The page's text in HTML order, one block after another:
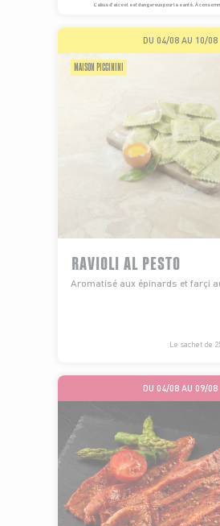
L’abus d’alcool est dangereux pour la santé. À
DU 04/08 AU 10/08
MAISON PICCININI
RAVIOLI AL PESTO
Aromatisé aux épinards et farçi
Le sachet de
DU 04/08 AU 09/08